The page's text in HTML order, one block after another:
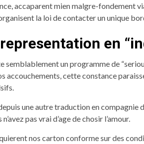
accaparent mien malgre-fondement
la loi de contacter un unique
en
semblablement un programme de
accouchements, cette constance
une autre traduction en compagnie
pas vrai d’age de chosir l’amour.
nos carton conforme sur des